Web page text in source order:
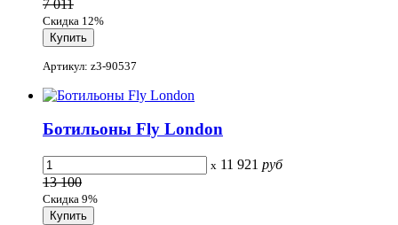
7 011
Скидка 12%
Артикул: z3-90537
Ботильоны Fly London
x 11 921 руб
13 100
Скидка 9%